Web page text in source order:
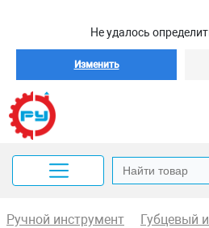
Не удалось
Изменить
Ручной инструмент Губцевый